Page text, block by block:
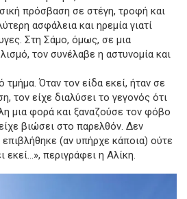
πρόσβαση σε στέγη, τροφή και
ασφάλεια και ηρεμία γιατί
Στη Σάμο, όμως, σε μια
τον συνέλαβε η αστυνομία και
τμήμα. Όταν τον είδα εκεί, ήταν σε
τον είχε διαλύσει το γεγονός ότι
μια φορά και ξαναζούσε τον φόβο
βιώσει στο παρελθόν. Δεν
(αν υπήρχε κάποια) ούτε
εκεί…», περιγράφει η Αλίκη.